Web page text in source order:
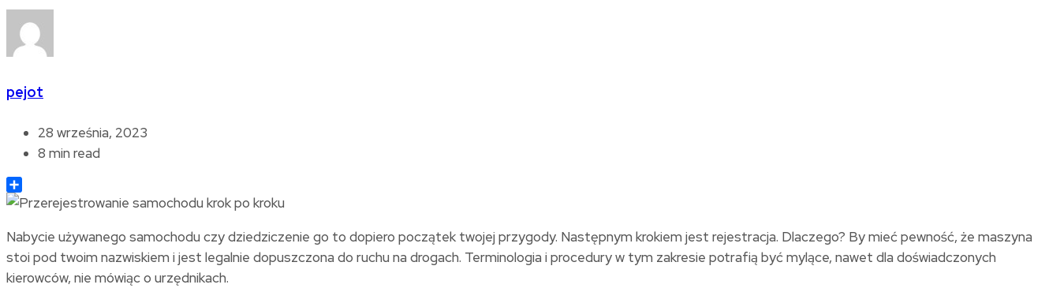
pejot
28 września, 2023
8 min read
Share
Nabycie używanego samochodu czy dziedziczenie go to dopiero początek twojej przygody. Następnym krokiem jest rejestracja. Dlaczego? By mieć pewność, że maszyna
stoi pod twoim nazwiskiem i jest legalnie dopuszczona do ruchu na drogach. Terminologia i procedury w tym zakresie potrafią być mylące, nawet dla doświadczonych
kierowców, nie mówiąc o urzędnikach.